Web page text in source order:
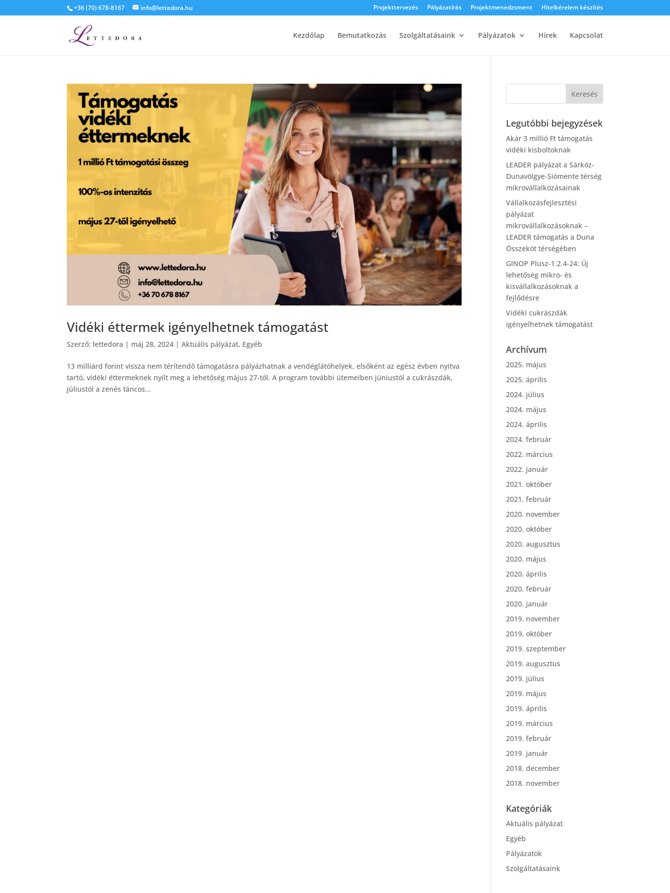
+36 (70) 678-8167 info@lettedora.hu Projekttervezés Pályázatírás Projektmenedzsment Hitelkérelem készítés
Kezdőlap Bemutatkozás Szolgáltatásaink Pályázatok Hírek Kapcsolat
Vidéki éttermek igényelhetnek támogatást
Szerző: lettedora | máj 28, 2024 |Aktuális pályázat, Egyéb
13 milliárd forint vissza nem térítendő támogatásra pályázhatnak a vendéglátóhelyek, elsőként az egész évben nyitva
tartó, vidéki éttermeknek nyílt meg a lehetőség május 27-től. A program további ütemeiben júniustól a cukrászdák,
júliustól a zenés táncos...
Legutóbbi bejegyzések
Akár 3 millió Ft támogatás
vidéki kisboltoknak
LEADER pályázat a Sárköz-
Dunavölgye-Siómente térség
mikrovállalkozásainak
Vállalkozásfejlesztési
pályázat
mikrovállalkozásoknak –
LEADER támogatás a Duna
Összeköt térségében
GINOP Plusz-1.2.4-24: Új
lehetőség mikro- és
kisvállalkozásoknak a
fejlődésre
Vidéki cukrászdák
igényelhetnek támogatást
Archívum
2025. május
2025. április
2024. július
2024. május
2024. április
2024. február
2022. március
2022. január
2021. október
2021. február
2020. november
2020. október
2020. augusztus
2020. május
2020. április
2020. február
2020. január
2019. november
2019. október
2019. szeptember
2019. augusztus
2019. július
2019. május
2019. április
2019. március
2019. február
2019. január
2018. december
2018. november
Kategóriák
Aktuális pályázat
Egyéb
Pályázatok
Szolgáltatásaink